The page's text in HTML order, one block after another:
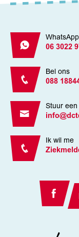
WhatsApp
06 3022
Bel ons
088
Stuur een
Ik wil me